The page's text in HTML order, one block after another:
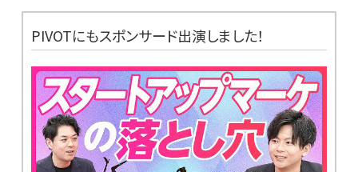
PIVOTにもスポンサード出演しました！